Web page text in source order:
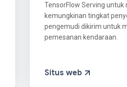
TensorFlow Serving untuk
kemungkinan tingkat
pengemudi dikirim untuk
pemesanan kendaraan.
Situs web